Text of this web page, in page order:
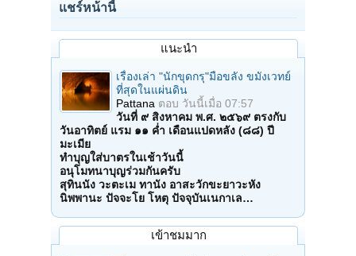
แชร์หน้านี้
แนะนำ
เรื่องเล่า "นักขุดกรุ"มือขลัง ขมังเวทย์
ที่สุดในแผ่นดิน
Pattana ตอบ วันนี้เมื่อ 07:57
วันที่ ๙ สิงหาคม พ.ศ. ๒๕๖๙ ตรงกับ
วันอาทิตย์ แรม ๑๑ ค่ำ เดือนแปดหลัง (๘๘) ปี
มะเมีย
ทำบุญใส่บาตรในเช้าวันนี้
อนุโมทนาบุญร่วมกันครับ
สุทินนัง วะตะเม ทานัง อาสะวักขะยาวะหัง
นิพพานะ ปัจจะโย โหตุ ปัจจุบันเนกาเล…
เข้าชมมาก